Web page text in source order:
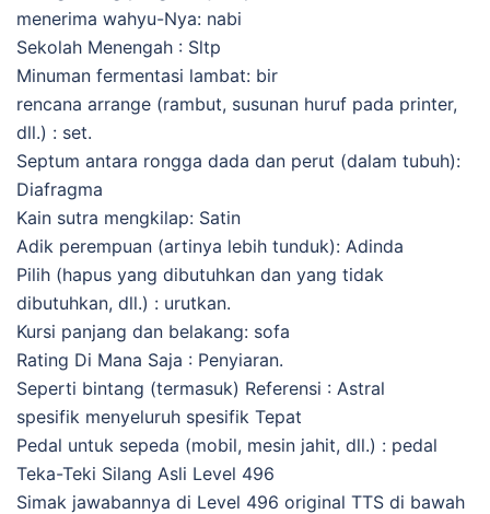
menerima wahyu-Nya: nabi
Sekolah Menengah : Sltp
Minuman fermentasi lambat: bir
rencana arrange (rambut, susunan huruf pada printer,
dll.) : set.
Septum antara rongga dada dan perut (dalam tubuh):
Diafragma
Kain sutra mengkilap: Satin
Adik perempuan (artinya lebih tunduk): Adinda
Pilih (hapus yang dibutuhkan dan yang tidak
dibutuhkan, dll.) : urutkan.
Kursi panjang dan belakang: sofa
Rating Di Mana Saja : Penyiaran.
Seperti bintang (termasuk) Referensi : Astral
spesifik menyeluruh spesifik Tepat
Pedal untuk sepeda (mobil, mesin jahit, dll.) : pedal
Teka-Teki Silang Asli Level 496
Simak jawabannya di Level 496 original TTS di bawah